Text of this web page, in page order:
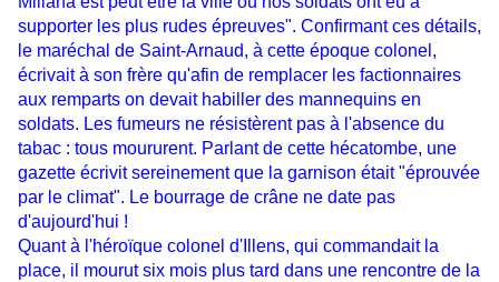
supporter les plus rudes épreuves". Confirmant ces détails,
le maréchal de Saint-Arnaud, à cette époque colonel,
écrivait à son frère qu'afin de remplacer les factionnaires
aux remparts on devait habiller des mannequins en
soldats. Les fumeurs ne résistèrent pas à l'absence du
tabac : tous moururent. Parlant de cette hécatombe, une
gazette écrivit sereinement que la garnison était "éprouvée
par le climat". Le bourrage de crâne ne date pas
d'aujourd'hui !
Quant à l'héroïque colonel d'Illens, qui commandait la
place, il mourut six mois plus tard dans une rencontre de la